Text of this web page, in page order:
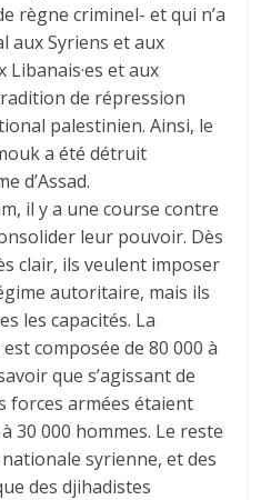
règne criminel- et qui n’a
aux Syriens et aux
Libanais·es et aux
de répression
palestinien. Ainsi, le
a été détruit
d’Assad.
il y a une course contre
leur pouvoir. Dès
clair, ils veulent imposer
autoritaire, mais ils
les capacités. La
composée de 80 000 à
que s’agissant de
forces armées étaient
30 000 hommes. Le reste
nationale syrienne, et des
des djihadistes